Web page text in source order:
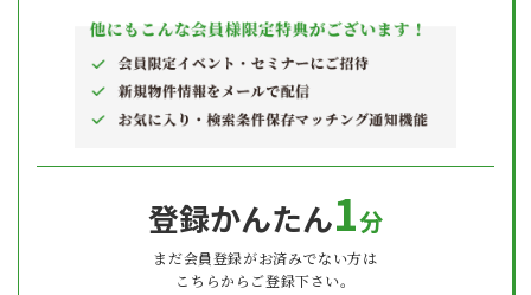
登録かんたん1分
まだ会員登録がお済みでない方は
こちらからご登録下さい。